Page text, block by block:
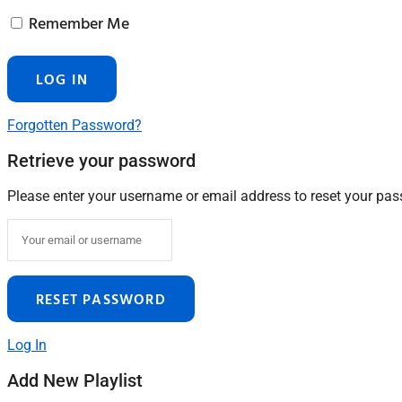
Remember Me
Forgotten Password?
Retrieve your password
Please enter your username or email address to reset your
Log In
Add New Playlist